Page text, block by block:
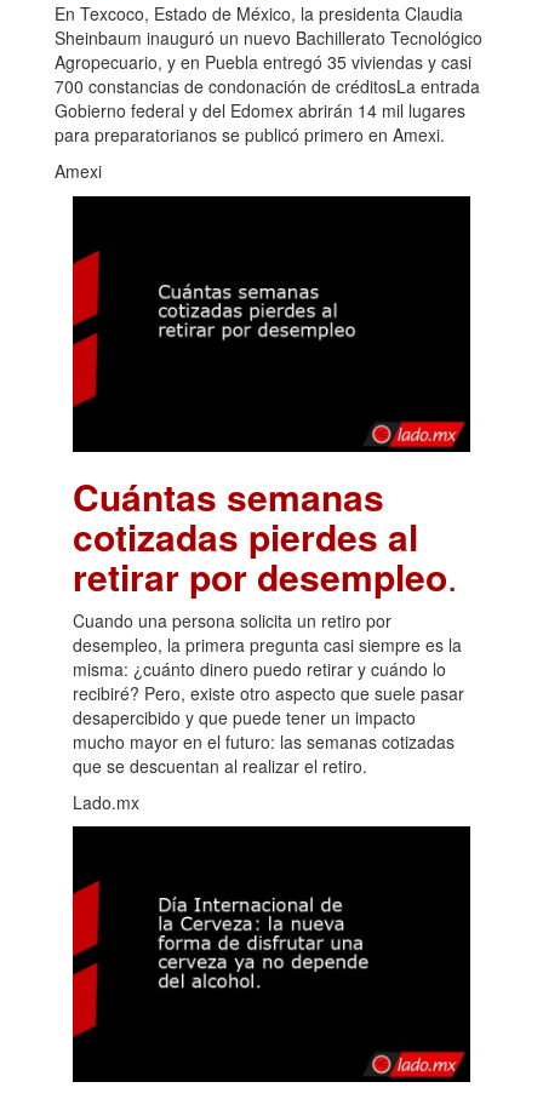
En Texcoco, Estado de México, la presidenta Claudia
Sheinbaum inauguró un nuevo Bachillerato Tecnológico
Agropecuario, y en Puebla entregó 35 viviendas y casi
700 constancias de condonación de créditosLa entrada
Gobierno federal y del Edomex abrirán 14 mil lugares
para preparatorianos se publicó primero en Amexi.
Amexi
Cuántas semanas
cotizadas pierdes al
retirar por desempleo.
Cuando una persona solicita un retiro por
desempleo, la primera pregunta casi siempre es la
misma: ¿cuánto dinero puedo retirar y cuándo lo
recibiré? Pero, existe otro aspecto que suele pasar
desapercibido y que puede tener un impacto
mucho mayor en el futuro: las semanas cotizadas
que se descuentan al realizar el retiro.
Lado.mx